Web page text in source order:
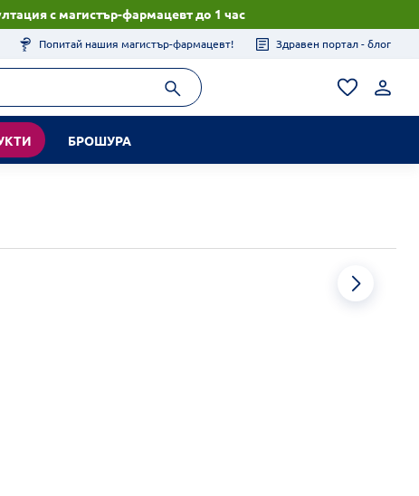
с магистър-фармацевт до 1 час
Попитай нашия магистър-фармацевт! Здравен портал - блог
БРОШУРА